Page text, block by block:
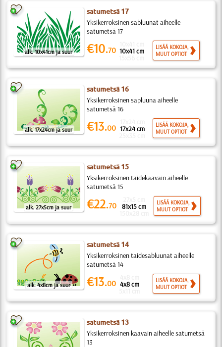
alk. 10x41cm ja suur
satumetsä 17
Yksikerroksinen sabluunat aiheelle
satumetsä 17
€10.70 10x41 cm
LISÄÄ KOKOJA,
MUUT OPTIOT
alk. 17x24cm ja suur
satumetsä 16
Yksikerroksinen sapluuna aiheelle
satumetsä 16
€13.00 17x24 cm
LISÄÄ KOKOJA,
MUUT OPTIOT
alk. 27x5cm ja suur
satumetsä 15
Yksikerroksinen taidekaavain aiheelle
satumetsä 15
€22.70 81x15 cm
LISÄÄ KOKOJA,
MUUT OPTIOT
alk. 4x8cm ja suur
satumetsä 14
Yksikerroksinen taidesabluunat aiheelle
satumetsä 14
€13.00 4x8 cm
LISÄÄ KOKOJA,
MUUT OPTIOT
satumetsä 13
Yksikerroksinen kaavain aiheelle satumetsä
13